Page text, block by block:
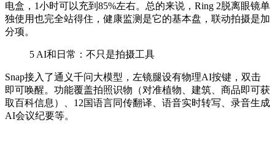
电盒，1小时可以充到85%左右。总的来说，Ring 2脱离眼镜单
独使用也完全站得住，健康监测是它的基本盘，联动拍摄是加
分项。
5 AI和日常：不只是拍摄工具
Snap接入了通义千问大模型，左镜腿设有物理AI按键，双击
即可唤醒。功能覆盖拍照识物（对准植物、建筑、商品即可获
取百科信息）、12国语言同传翻译、语音实时转写、录音生成
AI会议纪要等。